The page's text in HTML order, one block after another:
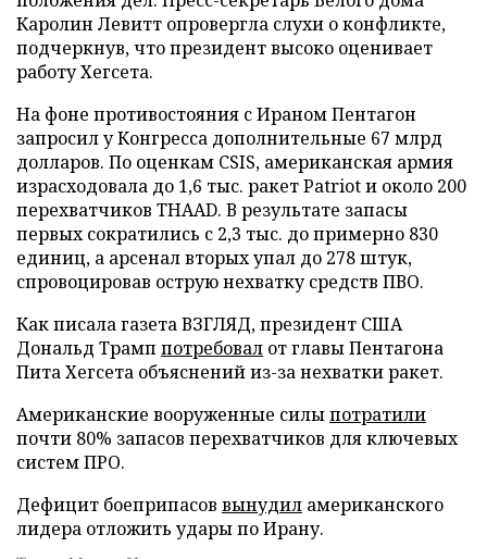
Каролин Левитт опровергла слухи о конфликте,
подчеркнув, что президент высоко оценивает
работу Хегсета.
На фоне противостояния с Ираном Пентагон
запросил у Конгресса дополнительные 67 млрд
долларов. По оценкам CSIS, американская армия
израсходовала до 1,6 тыс. ракет Patriot и около 200
перехватчиков THAAD. В результате запасы
первых сократились с 2,3 тыс. до примерно 830
единиц, а арсенал вторых упал до 278 штук,
спровоцировав острую нехватку средств ПВО.
Как писала газета ВЗГЛЯД, президент США
Дональд Трамп потребовал от главы Пентагона
Пита Хегсета объяснений из-за нехватки ракет.
Американские вооруженные силыпотратили
почти 80% запасов перехватчиков для ключевых
систем ПРО.
Дефицит боеприпасов вынудил американского
лидера отложить удары по Ирану.